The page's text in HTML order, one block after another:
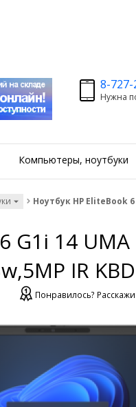
8-727-
Нужна
Компьютеры, ноутбуки
Ноутбук HP EliteBook 6
G1i 14
IR KBD
Понравилось?